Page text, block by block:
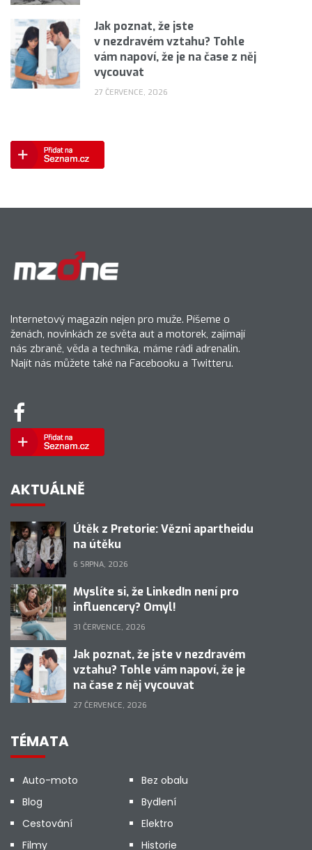
Jak poznat, že jste
v nezdravém vztahu? Tohle
vám napoví, že je na čase z něj
vycouvat
27 ČERVENCE, 2026
Internetový magazín nejen pro muže. Píšeme o
ženách, novinkách ze světa aut a motorek, zajímají
nás zbraně, věda a technika, máme rádi adrenalin.
Najít nás můžete také na Facebooku a Twitteru.
AKTUÁLNĚ
Útěk z Pretorie: Vězni apartheidu
na útěku
6 SRPNA, 2026
Myslíte si, že LinkedIn není pro
influencery? Omyl!
31 ČERVENCE, 2026
Jak poznat, že jste v nezdravém
vztahu? Tohle vám napoví, že je
na čase z něj vycouvat
27 ČERVENCE, 2026
TÉMATA
Auto-moto
Bez obalu
Blog
Bydlení
Cestování
Elektro
Filmy
Historie